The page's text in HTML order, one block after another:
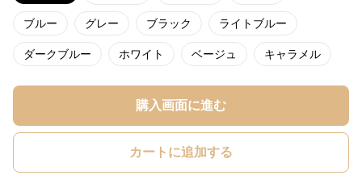
ブルー グレー ブラック ライトブルー
ダークブルー ホワイト ベージュ キャラメル
購入画面に進む
カートに追加する